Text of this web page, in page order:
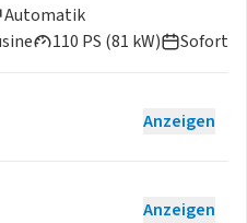
110 PS (81 kW)
Automatik
Sofort
Anzeigen
Anzeigen